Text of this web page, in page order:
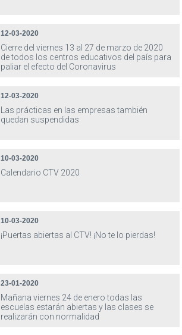
12-03-2020
Cierre del viernes 13 al 27 de marzo de 2020
de todos los centros educativos del país para
paliar el efecto del Coronavirus
12-03-2020
Las prácticas en las empresas también
quedan suspendidas
10-03-2020
Calendario CTV 2020
10-03-2020
¡Puertas abiertas al CTV! ¡No te lo pierdas!
23-01-2020
Mañana viernes 24 de enero todas las
escuelas estarán abiertas y las clases se
realizarán con normalidad